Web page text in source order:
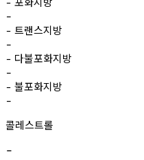
-
- 트랜스지방
-
- 다불포화지방
-
- 불포화지방
-
콜레스트롤
-